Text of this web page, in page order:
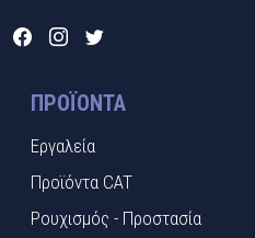
ΠΡΟΪΌΝΤΑ
Εργαλεία
Προϊόντα CAT
Ρουχισμός - Προστασία